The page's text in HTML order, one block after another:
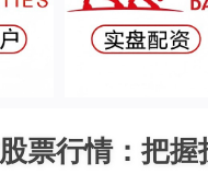
票行情：把握